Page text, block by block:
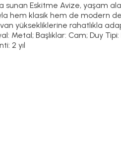
sunan Eskitme Avize, yaşam
hem klasik hem de modern
yüksekliklerine rahatlıkla
Metal; Başlıklar: Cam; Duy
2 yıl